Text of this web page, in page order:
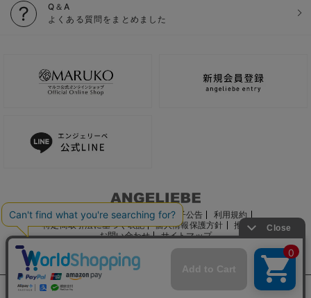
Q＆A
よくある質問をまとめました
ご利用ガイド 会社概要 電子公告
利用規約
特定商取引法に基づく表記
個人情報保護方針
推奨環境
お問い合わせ
サイトマップ
サイト内の文章、画像などの著作物はマルコ株式会社に属します。